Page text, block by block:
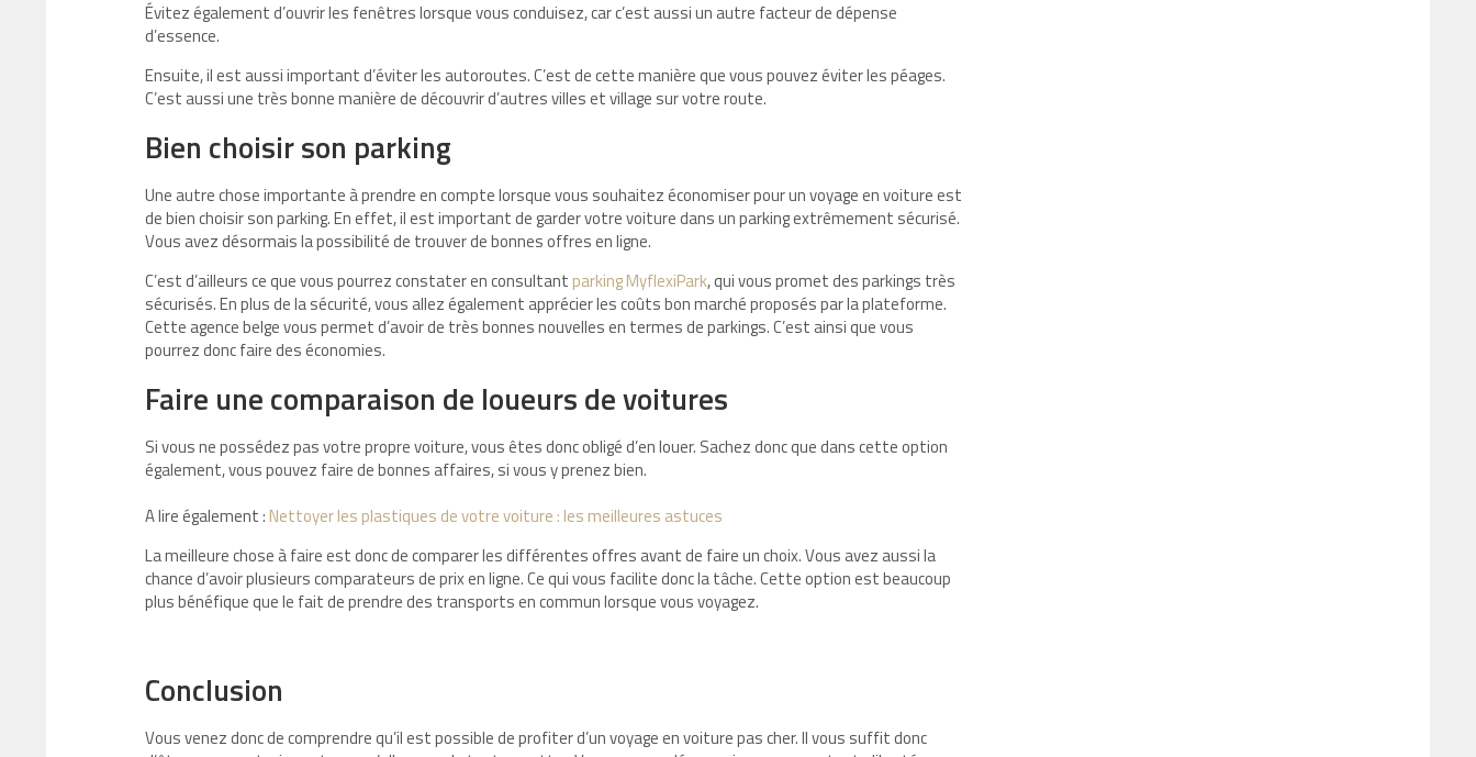
Évitez également d’ouvrir les fenêtres lorsque vous conduisez, car c’est aussi un autre facteur de dépense
d’essence.
Ensuite, il est aussi important d’éviter les autoroutes. C’est de cette manière que vous pouvez éviter les péages.
C’est aussi une très bonne manière de découvrir d’autres villes et village sur votre route.
Bien choisir son parking
Une autre chose importante à prendre en compte lorsque vous souhaitez économiser pour un voyage en voiture est
de bien choisir son parking. En effet, il est important de garder votre voiture dans un parking extrêmement sécurisé.
Vous avez désormais la possibilité de trouver de bonnes offres en ligne.
C’est d’ailleurs ce que vous pourrez constater en consultant parking MyflexiPark, qui vous promet des parkings très
sécurisés. En plus de la sécurité, vous allez également apprécier les coûts bon marché proposés par la plateforme.
Cette agence belge vous permet d’avoir de très bonnes nouvelles en termes de parkings. C’est ainsi que vous
pourrez donc faire des économies.
Faire une comparaison de loueurs de voitures
Si vous ne possédez pas votre propre voiture, vous êtes donc obligé d’en louer. Sachez donc que dans cette option
également, vous pouvez faire de bonnes affaires, si vous y prenez bien.
A lire également : Nettoyer les plastiques de votre voiture : les meilleures astuces
La meilleure chose à faire est donc de comparer les différentes offres avant de faire un choix. Vous avez aussi la
chance d’avoir plusieurs comparateurs de prix en ligne. Ce qui vous facilite donc la tâche. Cette option est beaucoup
plus bénéfique que le fait de prendre des transports en commun lorsque vous voyagez.
Conclusion
Vous venez donc de comprendre qu’il est possible de profiter d’un voyage en voiture pas cher. Il vous suffit donc